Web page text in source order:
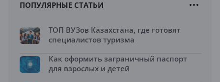
ПОПУЛЯРНЫЕ СТАТЬИ
ТОП ВУЗов Казахстана, где готовят
специалистов туризма
Как оформить заграничный паспорт
для взрослых и детей